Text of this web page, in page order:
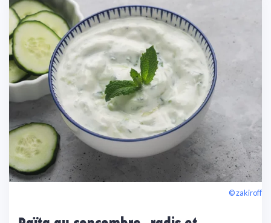
© zakiroff